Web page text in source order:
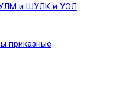
и ШУЛК и УЭЛ
приказные